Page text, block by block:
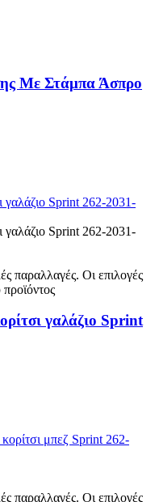
Με Στάμπα Άσπρο
παραλλαγές. Οι επιλογές
γαλάζιο Sprint
παραλλαγές. Οι επιλογές